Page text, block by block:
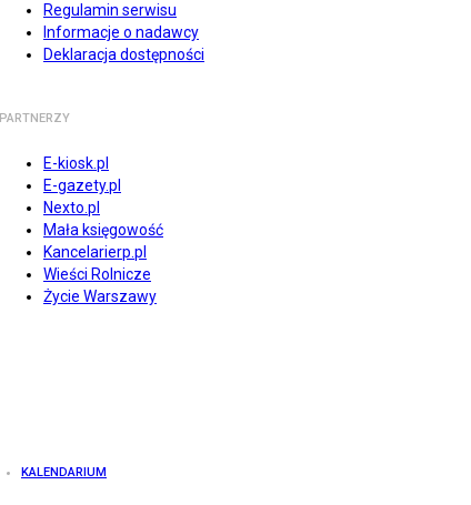
Regulamin serwisu
Informacje o nadawcy
Deklaracja dostępności
PARTNERZY
E-kiosk.pl
E-gazety.pl
Nexto.pl
Mała księgowość
Kancelarierp.pl
Wieści Rolnicze
Życie Warszawy
KALENDARIUM